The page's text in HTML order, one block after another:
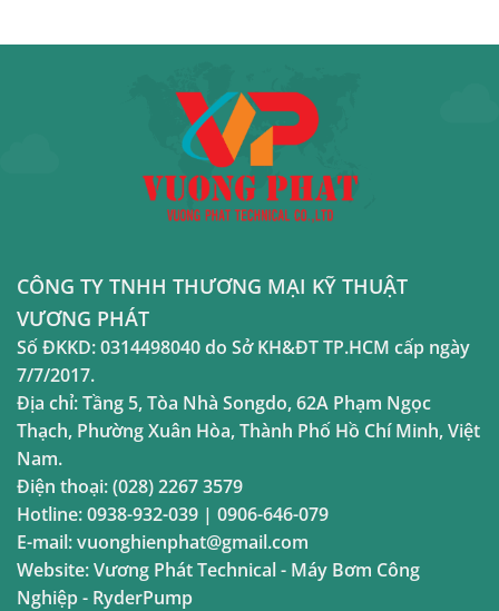
CÔNG TY TNHH THƯƠNG MẠI KỸ THUẬT
VƯƠNG PHÁT
Số ĐKKD:0314498040do Sở KH&ĐT TP.HCM cấp ngày
7/7/2017.
Địa chỉ:Tầng 5, Tòa Nhà Songdo, 62A Phạm Ngọc
Thạch, Phường Xuân Hòa, Thành Phố Hồ Chí Minh, Việt
Nam.
Điện thoại:(028) 2267 3579
Hotline:0938-932-039 | 0906-646-079
E-mail:vuonghienphat@gmail.com
Website:Vương Phát Technical- Máy Bơm Công
Nghiệp- RyderPump